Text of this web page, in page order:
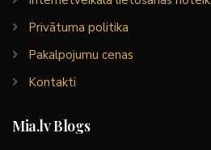
Privātuma politika
Pakalpojumu cenas
Kontakti
Mia.lv Blogs